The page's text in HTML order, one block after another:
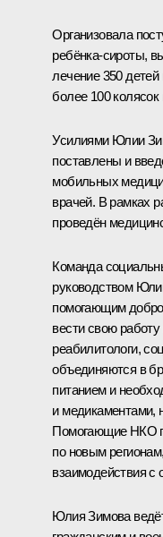
Организовала
ребёнка-сироты,
лечение 350
более 100
Усилиями Юлии
поставлены и
мобильных
врачей. В рамках
проведён
Команда
руководством
помогающим
вести свою
реабилитологи,
объединяются в
питанием и
и медикаментами,
Помогающие НКО
по новым
взаимодействия с
Юлия Зимова